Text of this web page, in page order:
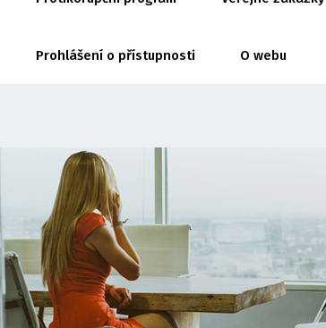
Prohlášení o přístupnosti O webu